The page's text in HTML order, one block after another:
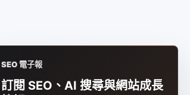
SEO 電子報
訂閱 SEO、AI 搜尋與網站成長